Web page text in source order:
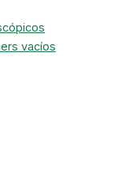
vacíos